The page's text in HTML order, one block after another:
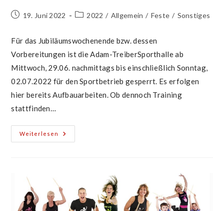
Beitrag19. Juni 2022
Beitrags-
2022 / Allgemein / Feste / Sonstiges
Für das Jubiläumswochenende bzw. dessen
Vorbereitungen ist die Adam-TreiberSporthalle ab
Mittwoch, 29.06. nachmittags bis einschließlich Sonntag,
02.07.2022 für den Sportbetrieb gesperrt. Es erfolgen
hier bereits Aufbauarbeiten. Ob dennoch Training
stattfinden…
Weiterlesen Hallensperrung